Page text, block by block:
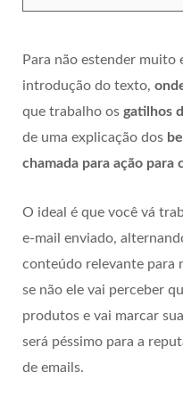
Para não estender muito
introdução do texto,
que trabalho os gatilhos
de uma explicação dos
chamada para ação para
O ideal é que você vá
e-mail enviado,
conteúdo relevante para
se não ele vai perceber
produtos e vai marcar
será péssimo para a
de emails.